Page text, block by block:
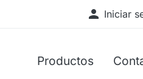
 Iniciar
Productos